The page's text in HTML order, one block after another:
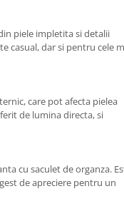
piele impletita si detalii
casual, dar si pentru cele
care pot afecta pielea
de lumina directa, si
cu saculet de organza.
de apreciere pentru un